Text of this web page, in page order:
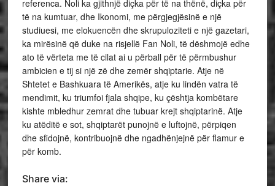
referenca. Noli ka gjithnjë diçka për të na thënë, diçka për
të na kumtuar, dhe Ikonomi, me përgjegjësinë e një
studiuesi, me elokuencën dhe skrupuloziteti e një gazetari,
ka mirësinë që duke na risjellë Fan Noli, të dëshmojë edhe
ato të vërteta me të cilat ai u përball për të përmbushur
ambicien e tij si një zë dhe zemër shqiptarie. Atje në
Shtetet e Bashkuara të Amerikës, atje ku lindën vatra të
mendimit, ku triumfoi fjala shqipe, ku çështja kombëtare
kishte mbledhur zemrat dhe tubuar krejt shqiptarinë. Atje
ku atëditë e sot, shqiptarët punojnë e luftojnë, përpiqen
dhe sfidojnë, kontribuojnë dhe ngadhënjejnë për flamur e
për komb.
Share via: